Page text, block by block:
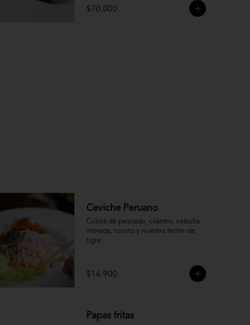
$70.000
Ceviche Peruano
Cubos de pescado, cilántro, cebolla
morada, rocoto y nuestra leche de
tigre.
$16.900
Papas fritas